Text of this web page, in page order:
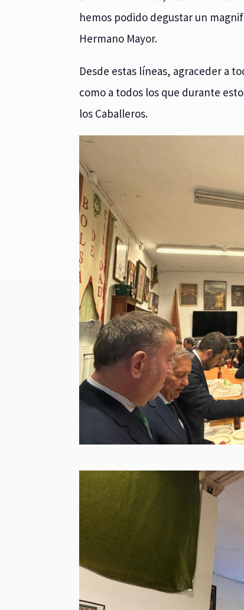
hemos podido degustar un
Hermano Mayor.
Desde estas líneas, agraceder a
como a todos los que durante
los Caballeros.